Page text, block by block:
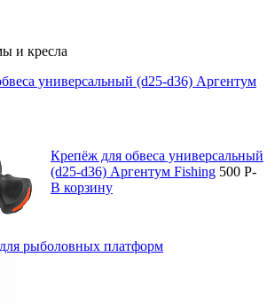
и кресла
универсальный (d25-d36) Аргентум
Крепёж для обвеса универсальный
(d25-d36) Аргентум Fishing 500 P-
В корзину
рыболовных платформ